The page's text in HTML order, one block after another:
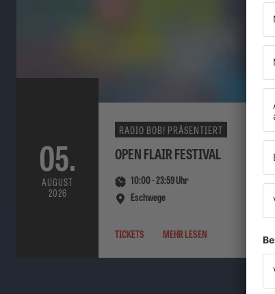
05.
AUGUST
2026
RADIO BOB! PRÄSENTIERT
OPEN FLAIR FESTIVAL
10:00-23:59Uhr
Eschwege
TICKETS MEHR LESEN